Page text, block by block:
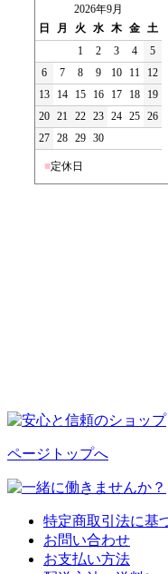
2026年9月
日
月 火 水 木 金 土
1
2 3 4
5
6
7 8 9 10 11
12
13
14 15 16 17 18
19
20 21 22 23 24 25 26
27 28 29 30
■定休日
ページトップへ
特定商取引法に基
お問い合わせ
お支払い方法